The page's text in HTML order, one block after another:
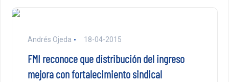
Andrés Ojeda 18-04-2015
FMI reconoce que distribución del ingreso
mejora con fortalecimiento sindical